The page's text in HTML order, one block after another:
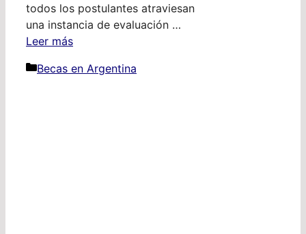
todos los postulantes atraviesan
una instancia de evaluación …
Leer más
Categorías
Becas en Argentina